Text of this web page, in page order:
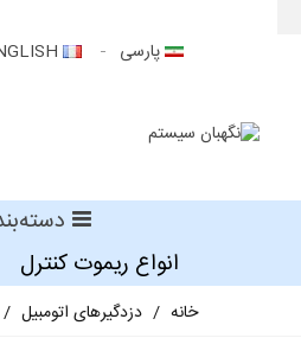
پارسی
انواع ریموت کنترل
خانه / دزدگیرهای اتومبیل /